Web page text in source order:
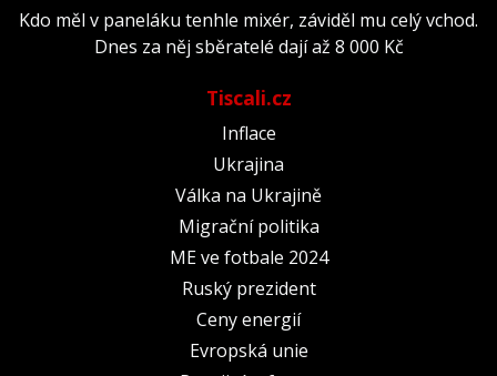
Kdo měl v paneláku tenhle mixér, záviděl mu celý vchod.
Dnes za něj sběratelé dají až 8 000 Kč
Tiscali.cz
Inflace
Ukrajina
Válka na Ukrajině
Migrační politika
ME ve fotbale 2024
Ruský prezident
Ceny energií
Evropská unie